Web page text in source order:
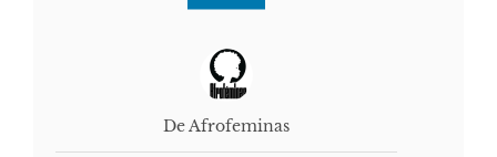
De Afrofeminas